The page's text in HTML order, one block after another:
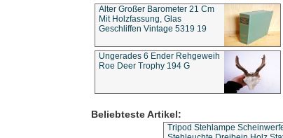
Alter Großer Barometer 21 Cm
Mit Holzfassung, Glas
Geschliffen Vintage 5319 19
Ungerades 6 Ender Rehgeweih
Roe Deer Trophy 194 G
Beliebteste Artikel:
Tripod Stehlampe